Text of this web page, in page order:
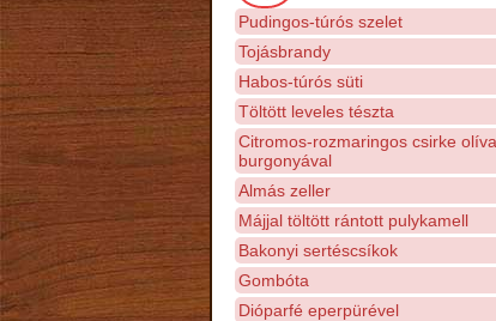
Pudingos-túrós szelet
Tojásbrandy
Habos-túrós süti
Töltött leveles tészta
Citromos-rozmaringos csirke
burgonyával
Almás zeller
Májjal töltött rántott pulykamell
Bakonyi sertéscsíkok
Gombóta
Dióparfé eperpürével